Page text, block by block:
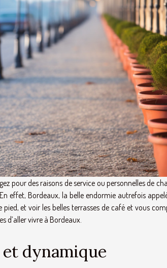
pour des raisons de service ou personnelles de
effet, Bordeaux, la belle endormie autrefois
et voir les belles terrasses de café et vous
d’aller vivre à Bordeaux.
dynamique